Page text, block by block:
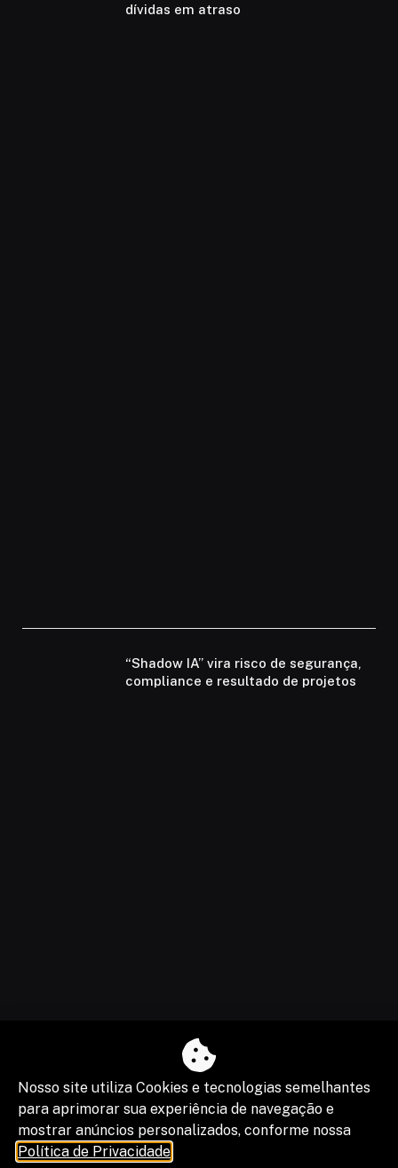
dívidas em atraso
“Shadow IA” vira risco de segurança,
compliance e resultado de projetos
Nosso site utiliza Cookies e tecnologias semelhantes
para aprimorar sua experiência de navegação e
mostrar anúncios personalizados, conforme nossa
Política de Privacidade